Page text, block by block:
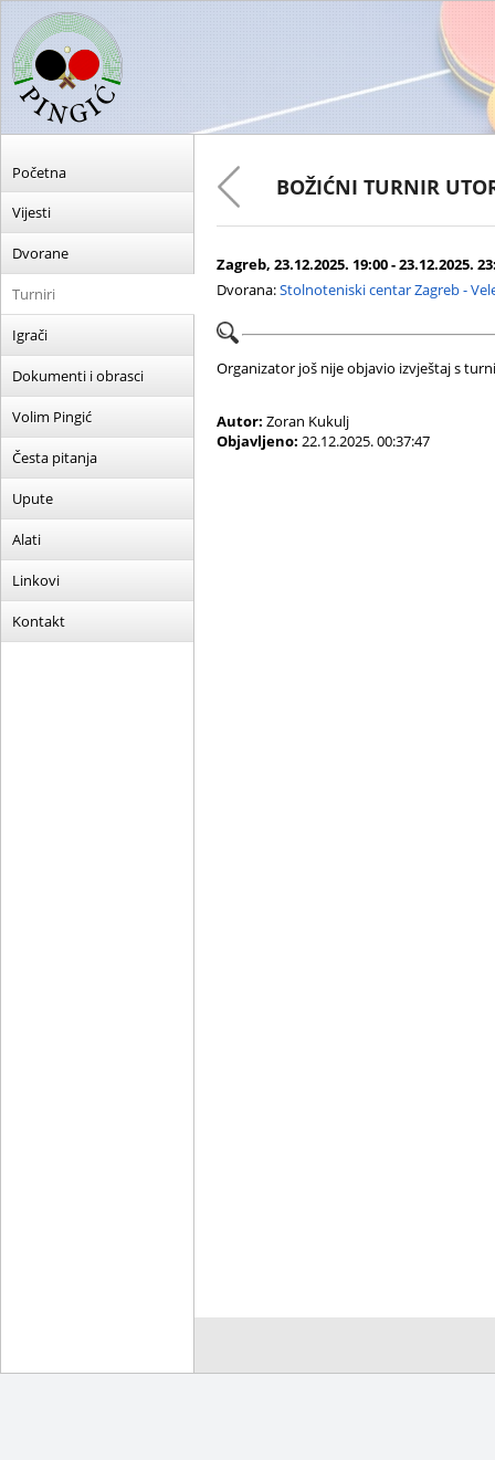
Početna
Vijesti
Dvorane
Turniri
Igrači
Dokumenti i obrasci
Volim Pingić
Česta pitanja
Upute
Alati
Linkovi
Kontakt
BOŽIĆNI TURNIR
Zagreb, 23.12.2025. 19:00 - 23.12.2025.
Dvorana:Stolnoteniski centar Zagreb -
Organizator još nije objavio izvještaj s
Autor: Zoran Kukulj
Objavljeno: 22.12.2025. 00:37:47